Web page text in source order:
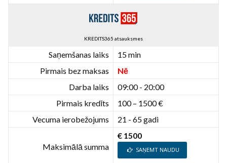
KREDITS365 atsauksmes
Saņemšanas laiks
15 min
Pirmais bez maksas
Nē
Darba laiks
09:00 - 20:00
Pirmais kredīts
100 – 1500 €
Vecuma ierobežojums
21 - 65 gadi
Maksimālā summa
€ 1500
SAŅEMT NAUDU